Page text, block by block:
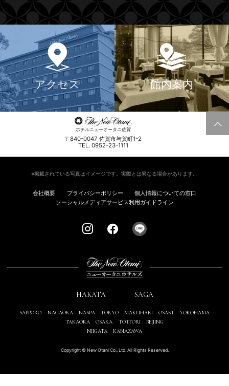
アクセス 館内案内
ホテルニューオータニ佐賀
〒840-0047 佐賀市与賀町1-2
TEL. 0952-23-1111
※掲載されている写真はイメージです。実際とは異なる場合があります。
会社概要 プライバシーポリシー
個人情報についての窓口
ソーシャルメディアサービス利用ガイドライン
HAKATA SAGA
SAPPORO NAGAOKA NASPA TOKYO MAKUHARI OSAKI
YOKOHAMA
TAKAOKA
OSAKA TOTTORI
BEIJING
NIIGATA
KANAZAWA
Copyright © New Otani Co., Ltd. All Rights Reserved.